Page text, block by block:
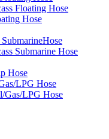
Floating Hose
Hose
Submarine Hose
Hose
LPG Hose
Gas/LPG Hose